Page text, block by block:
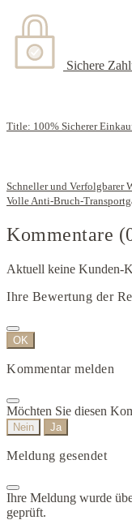
Sichere
Title: 100% Sicherer
Schneller und Verfolgbarer
Volle Anti-Bruch-
Kommentare
Aktuell keine Kunden-
Ihre Bewertung der
OK
Kommentar melden
Möchten Sie diesen
Nein Ja
Meldung gesendet
Ihre Meldung wurde
geprüft.